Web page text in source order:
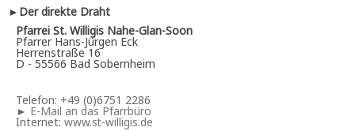
►Der direkte Draht
Pfarrei St. Willigis Nahe-Glan-Soon
Pfarrer Hans-Jürgen Eck
Herrenstraße 16
D - 55566 Bad Sobernheim
Telefon: +49 (0)6751 2286
► E-Mail an das Pfarrbüro
Internet: www.st-willigis.de